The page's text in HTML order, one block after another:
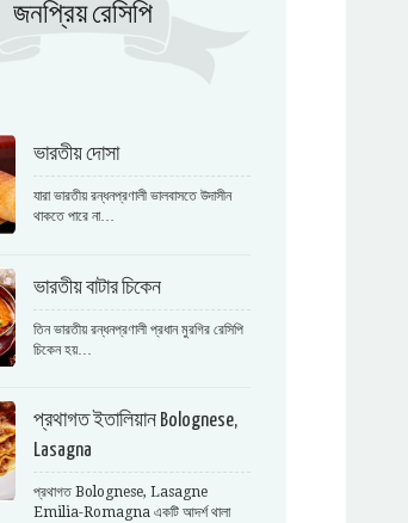
জনপ্রিয় রেসিপি
ভারতীয় দোসা
যারা ভারতীয় রন্ধনপ্রণালী ভালবাসতে উদাসীন
থাকতে পারে না…
ভারতীয় বাটার চিকেন
তিন ভারতীয় রন্ধনপ্রণালী প্রধান মুরগির রেসিপি
চিকেন হয়…
প্রথাগত ইতালিয়ান Bolognese,
Lasagna
প্রথাগত Bolognese, Lasagne
Emilia-Romagna একটি আদর্শ থালা